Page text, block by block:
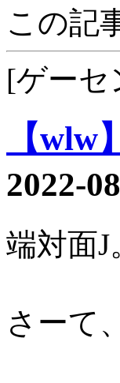
この記
[ゲーセ
【
2022-
端対面J
さーて